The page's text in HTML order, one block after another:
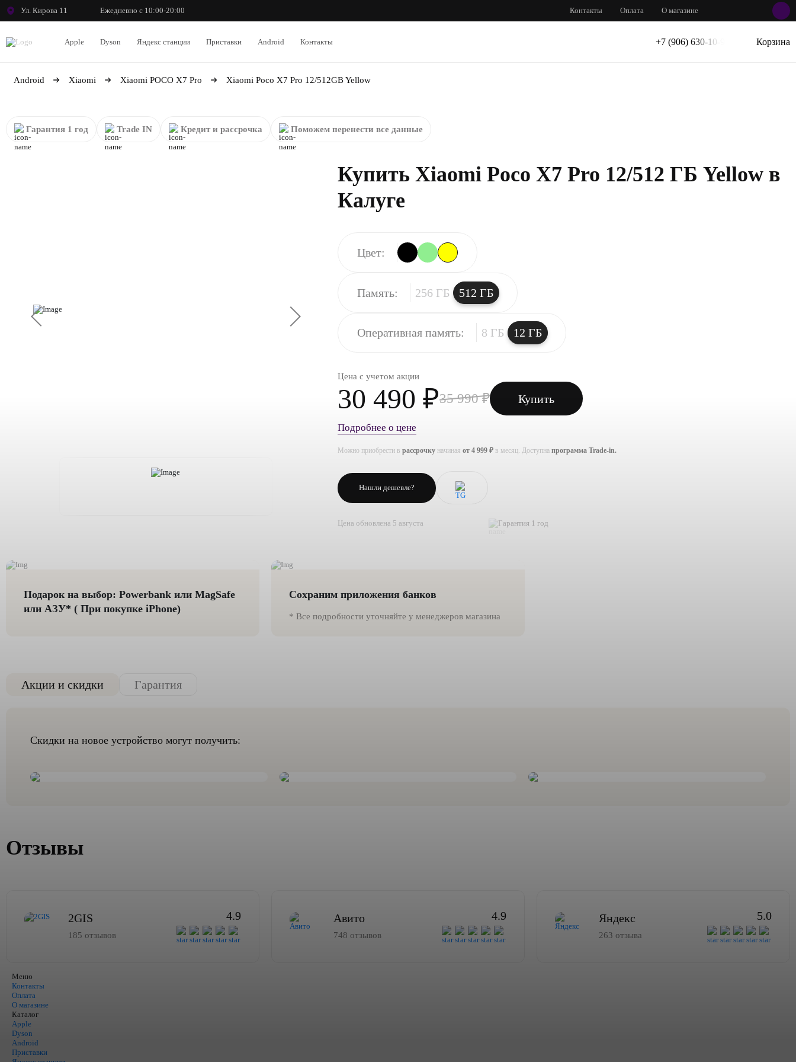
Ул. Кирова 11 Ежедневно с 10:00-20:00 Контакты Оплата О магазине
Apple Dyson Яндекс станции Приставки Android Контакты +7 (906) 630-10-91 Корзина
Android Xiaomi Xiaomi POCO X7 Pro Xiaomi Poco X7 Pro 12/512GB Yellow
Гарантия 1 год Trade IN Кредит и рассрочка Поможем перенести все данные
Купить Xiaomi Poco X7 Pro 12/512 ГБ Yellow в
Калуге
Цвет:
Память: 256 ГБ 512 ГБ
Оперативная память: 8 ГБ 12 ГБ
Цена с учетом акции
30 490 ₽35 990 ₽ Купить
Подробнее о цене
Можно приобрести в рассрочку начиная от 4 999 ₽ в месяц. Доступна программа Trade-in.
Нашли дешевле?
Цена обновлена 5 августа Гарантия 1 год
Подарок на выбор: Powerbank или MagSafe
или AЗУ* ( При покупке iPhone)
Сохраним приложения банков
* Все подробности уточняйте у менеджеров магазина
Акции и скидки Гарантия
Скидки на новое устройство могут получить:
Отзывы
2GIS
185 отзывов
4.9 Авито
748 отзывов
4.9 Яндекс
263 отзыва
5.0
Меню
Контакты
Оплата
О магазине
Каталог
Apple
Dyson
Android
Приставки